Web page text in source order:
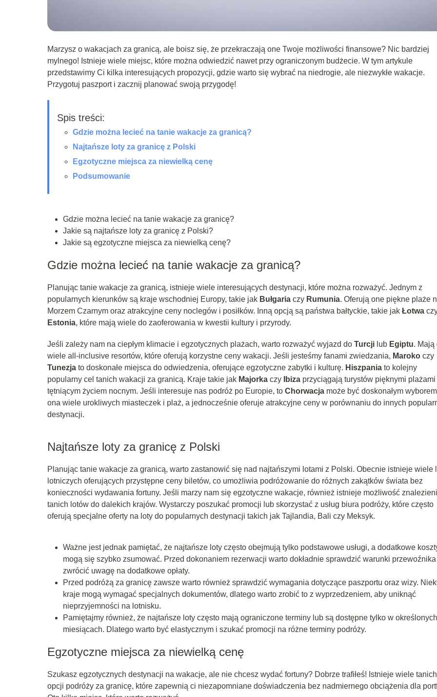
Marzysz o wakacjach za granicą, ale boisz się, że przekraczają one Twoje możliwości finansowe? Nic bardziej
mylnego! Istnieje wiele miejsc, które można odwiedzić nawet przy ograniczonym budżecie. W tym artykule
przedstawimy Ci kilka interesujących propozycji, gdzie warto się wybrać na niedrogie, ale niezwykłe wakacje.
Przygotuj paszport i zacznij planować swoją przygodę!
Spis treści:
Gdzie można lecieć na tanie wakacje za granicą?
Najtańsze loty za granicę z Polski
Egzotyczne miejsca za niewielką cenę
Podsumowanie
Gdzie można lecieć na tanie wakacje za granicę?
Jakie są najtańsze loty za granicę z Polski?
Jakie są egzotyczne miejsca za niewielką cenę?
Gdzie można lecieć na tanie wakacje za granicą?
Planując tanie wakacje za granicą, istnieje wiele interesujących destynacji, które można rozważyć. Jednym z
popularnych kierunków są kraje wschodniej Europy, takie jak Bułgaria czy Rumunia. Oferują one piękne plaże
Morzem Czarnym oraz atrakcyjne ceny noclegów i posiłków. Inną opcją są państwa bałtyckie, takie jak Łotwa
Estonia, które mają wiele do zaoferowania w kwestii kultury i przyrody.
Jeśli zależy nam na ciepłym klimacie i egzotycznych plażach, warto rozważyć wyjazd do Turcji lub Egiptu. Mają
wiele all-inclusive resortów, które oferują korzystne ceny wakacji. Jeśli jesteśmy fanami zwiedzania, Maroko czy
Tunezja to doskonałe miejsca do odwiedzenia, oferujące egzotyczne zabytki i kulturę. Hiszpania to kolejny
popularny cel tanich wakacji za granicą. Kraje takie jak Majorka czy Ibiza przyciągają turystów pięknymi plażami
tętniącym życiem nocnym. Jeśli interesuje nas podróż po Europie, to Chorwacja może być doskonałym
ona wiele urokliwych miasteczek i plaż, a jednocześnie oferuje atrakcyjne ceny w porównaniu do innych
destynacji.
Najtańsze loty za granicę z Polski
Planując tanie wakacje za granicą, warto zastanowić się nad najtańszymi lotami z Polski. Obecnie istnieje wiele
lotniczych oferujących przystępne ceny biletów, co umożliwia podróżowanie do różnych zakątków świata bez
konieczności wydawania fortuny. Jeśli marzy nam się egzotyczne wakacje, również istnieje możliwość
tanich lotów do dalekich krajów. Wystarczy poszukać promocji lub skorzystać z usług biura podróży, które często
oferują specjalne oferty na loty do popularnych destynacji takich jak Tajlandia, Bali czy Meksyk.
Ważne jest jednak pamiętać, że najtańsze loty często obejmują tylko podstawowe usługi, a dodatkowe
mogą się szybko zsumować. Przed dokonaniem rezerwacji warto dokładnie sprawdzić warunki przewoźnika
zwrócić uwagę na dodatkowe opłaty.
Przed podróżą za granicę zawsze warto również sprawdzić wymagania dotyczące paszportu oraz wizy.
kraje mogą wymagać specjalnych dokumentów, dlatego warto zrobić to z wyprzedzeniem, aby uniknąć
nieprzyjemności na lotnisku.
Pamiętajmy również, że najtańsze loty często mają ograniczone terminy lub są dostępne tylko w określonych
miesiącach. Dlatego warto być elastycznym i szukać promocji na różne terminy podróży.
Egzotyczne miejsca za niewielką cenę
Szukasz egzotycznych destynacji na wakacje, ale nie chcesz wydać fortuny? Dobrze trafiłeś! Istnieje wiele tanich
opcji podróży za granicę, które zapewnią ci niezapomniane doświadczenia bez nadmiernego obciążenia dla